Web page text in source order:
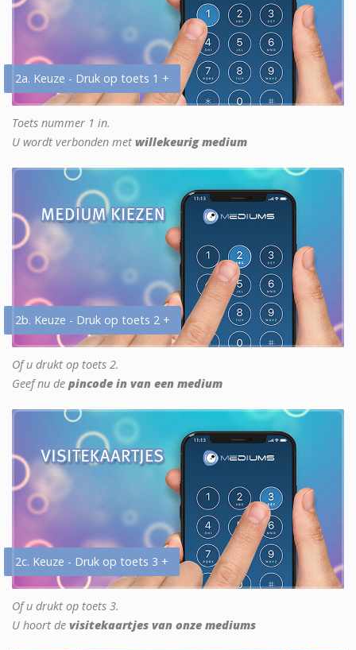
2a. Keuze - Druk op toets 1 +
Toets nummer 1 in.
U wordt verbonden met willekeurig medium
2b. Keuze - Druk op toets 2 +
Of u drukt op toets 2.
Geef nu de pincode in van een medium
2c. Keuze - Druk op toets 3 +
Of u drukt op toets 3.
U hoort de visitekaartjes van onze mediums